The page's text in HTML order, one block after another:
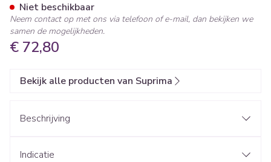
€ 72,80
Niet beschikbaar
Neem contact op met ons via telefoon of e-mail, dan bekijken we
samen de mogelijkheden.
Bekijk alle producten van Suprima
Beschrijving
Indicatie